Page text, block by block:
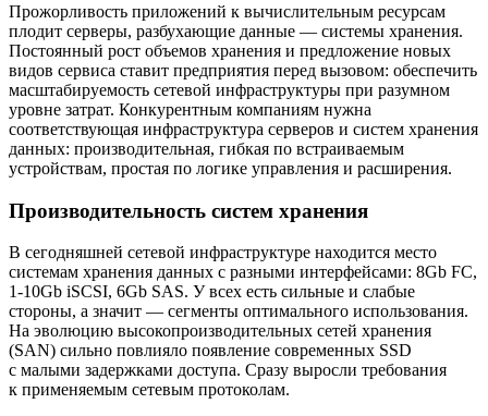
Прожорливость приложений к вычислительным ресурсам
плодит серверы, разбухающие данные — системы хранения.
Постоянный рост объемов хранения и предложение новых
видов сервиса ставит предприятия перед вызовом: обеспечить
масштабируемость сетевой инфраструктуры при разумном
уровне затрат. Конкурентным компаниям нужна
соответствующая инфраструктура серверов и систем хранения
данных: производительная, гибкая по встраиваемым
устройствам, простая по логике управления и расширения.
Производительность систем хранения
В сегодняшней сетевой инфраструктуре находится место
системам хранения данных с разными интерфейсами: 8Gb FC,
1-10Gb iSCSI, 6Gb SAS. У всех есть сильные и слабые
стороны, а значит — сегменты оптимального использования.
На эволюцию высокопроизводительных сетей хранения
(SAN) сильно повлияло появление современных SSD
с малыми задержками доступа. Сразу выросли требования
к применяемым сетевым протоколам.